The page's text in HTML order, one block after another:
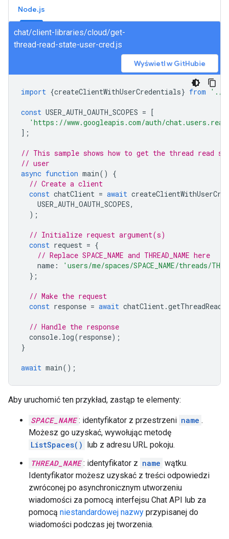
Node.js
chat/client-libraries/cloud/get-
thread-read-state-user-cred.js
Wyświetl w GitHubie
import {createClientWithUserCredentials} from './
const USER_AUTH_OAUTH_SCOPES = [
'https://www.googleapis.com/auth/
];
// This sample shows how to get the thread read
// user
async function main()
{
// Create a client
const chatClient = await
USER_AUTH_OAUTH_SCOPES,
);
// Initialize request argument(s)
const request = {
// Replace SPACE_NAME and THREAD_NAME here
name :
'users/me/spaces/SPACE_NAME/threads/
};
// Make the request
const response = await chatClient.
// Handle the response
console. log(response);
}
await main();
Aby uruchomić ten przykład, zastąp te elementy:
SPACE_NAME : identyfikator z przestrzeni name .
Możesz go uzyskać, wywołując metodę
ListSpaces() lub z adresu URL pokoju.
THREAD_NAME : identyfikator z name wątku.
Identyfikator możesz uzyskać z treści odpowiedzi
zwróconej po asynchronicznym utworzeniu
wiadomości za pomocą interfejsu Chat API lub za
pomocą niestandardowej nazwy przypisanej do
wiadomości podczas jej tworzenia.